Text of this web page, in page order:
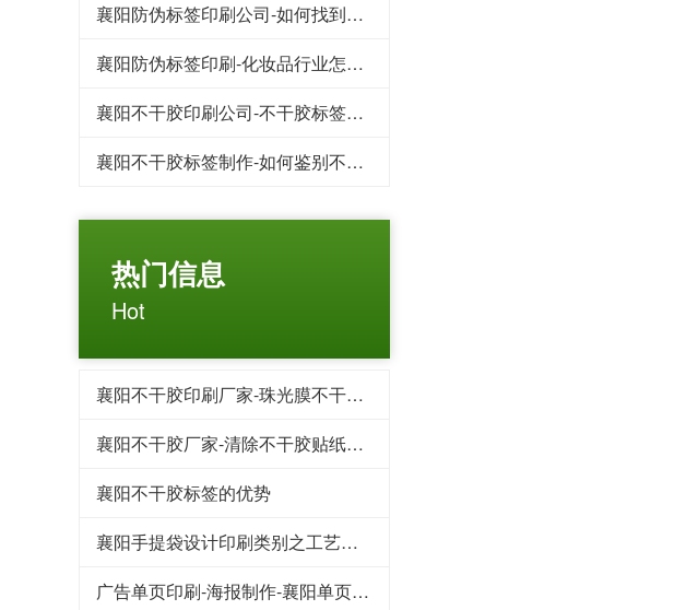
襄阳防伪标签印刷公司-如何找到靠谱防伪标签制作厂家
襄阳防伪标签印刷-化妆品行业怎样防止被造假
襄阳不干胶印刷公司-不干胶标签印刷哪个厂家比较便宜
襄阳不干胶标签制作-如何鉴别不干胶印刷品材料的好与坏
热门信息
Hot
襄阳不干胶印刷厂家-珠光膜不干胶标签?
襄阳不干胶厂家-清除不干胶贴纸的小妙招
襄阳不干胶标签的优势
襄阳手提袋设计印刷类别之工艺流程
广告单页印刷-海报制作-襄阳单页设计印刷制作